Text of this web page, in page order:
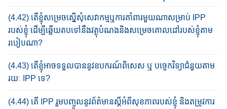
(4.42) តើ​ខ្ញុំ​សម្រេច​ស្នើសុំសេវាកម្ម​ឬការ​គាំ​ពារ​មួយ​ណា​សម្រាប់​ IPP
របស់ខ្ញុំ ដើម្បី​ឆ្លើ​យ​តប​ទៅ​នឹង​​វត្ថុបំណង​និង​ស​ម្រេច​គោល​ដៅរបស់ខ្ញុំ​តាម​
របៀបណា?
(4.43) តើ​ខ្ញុំ​អាច​ទទួល​បាន​នូវ​ឧបករណ៍​ពិសេស ឬ បច្ចេកវិទ្យា​ជំនួយ​​តាម​
រយៈ IPP ទេ?​
(4.44) តើ​ IPP រួមបញ្ចូលនូវ​ព័ត៌​មាន​ស្តី​អំពី​​សុខភាព​របស់​ខ្ញុំ និង​ត​ម្រូវ​ការ​